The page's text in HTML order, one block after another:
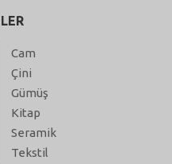
Cam
Çini
Gümüş
Kitap
Seramik
Tekstil